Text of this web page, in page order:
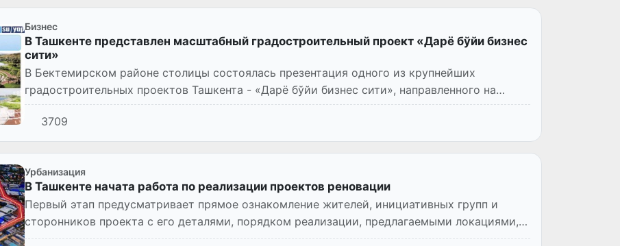
Бизнес
В Ташкенте представлен масштабный градостроительный проект «Дарё бўйи бизнес
сити»
В Бектемирском районе столицы состоялась презентация одного из крупнейших
градостроительных проектов Ташкента - «Дарё бўйи бизнес сити», направленного на
повышение качества жизни н...
3709
Урбанизация
В Ташкенте начата работа по реализации проектов реновации
Первый этап предусматривает прямое ознакомление жителей, инициативных групп и
сторонников проекта с его деталями, порядком реализации, предлагаемыми локациями,
условиями переселени...